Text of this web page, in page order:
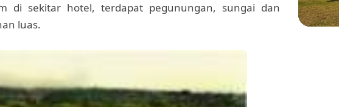
di sekitar hotel, terdapat pegunungan, sungai dan
luas.